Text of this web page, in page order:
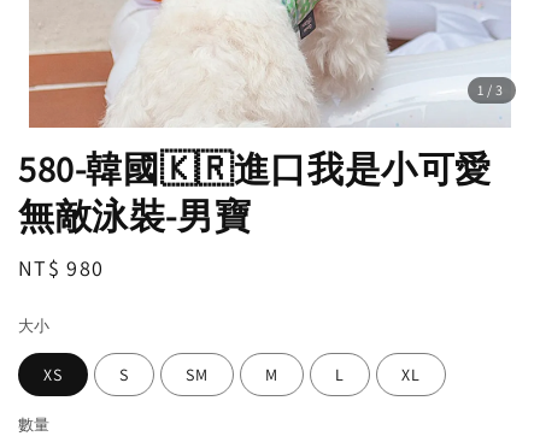
1 /3
580-韓國🇰🇷進口我是小可愛
無敵泳裝-男寶
Regular
NT$ 980
大小
XS S SM M L XL
數量